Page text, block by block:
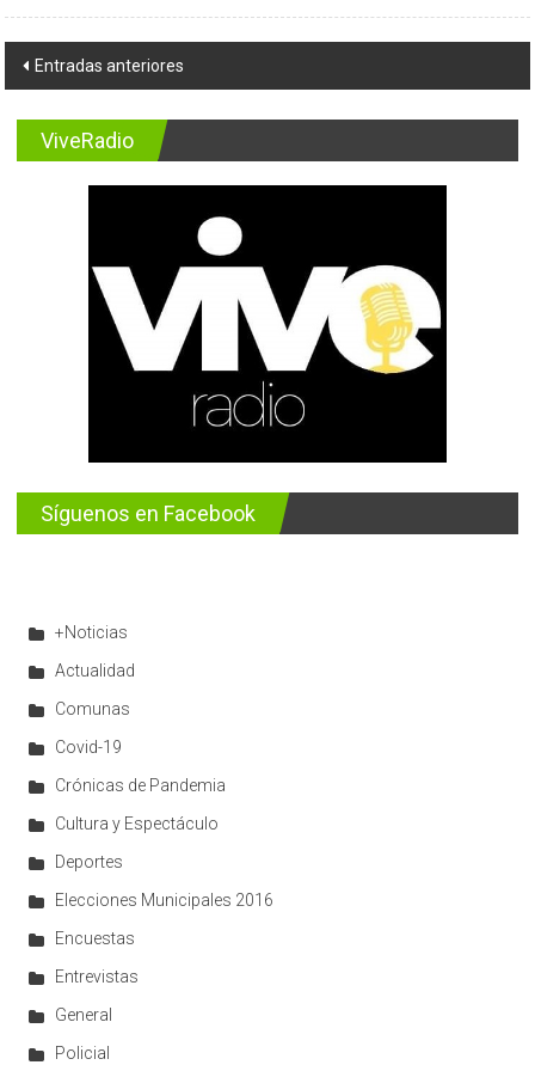
Navegación
entradas
Entradas anteriores
ViveRadio
Síguenos en Facebook
+Noticias
Actualidad
Comunas
Covid-19
Crónicas de Pandemia
Cultura y Espectáculo
Deportes
Elecciones Municipales 2016
Encuestas
Entrevistas
General
Policial